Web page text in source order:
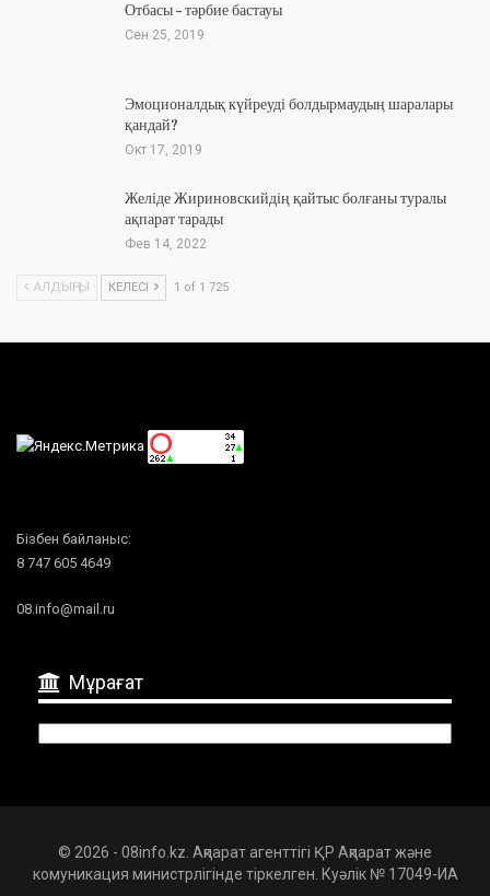
Отбасы – тәрбие бастауы
Сен 25, 2019
Эмоционалдық күйреуді болдырмаудың шаралары
қандай?
Окт 17, 2019
Желіде Жириновскийдің қайтыс болғаны туралы
ақпарат тарады
Фев 14, 2022
АЛДЫҢҒЫ КЕЛЕСІ 1 of 1 725
Бізбен байланыс:
8 747 605 4649
08.info@mail.ru
Мұрағат
© 2026 - 08info.kz. Ақпарат агенттігі ҚР Ақпарат және
комуникация министрлігінде тіркелген. Куәлік № 17049-ИА